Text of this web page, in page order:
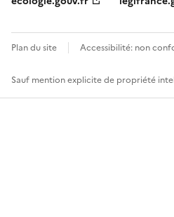
Plan du site Accessibilité: non
Sauf mention explicite de propriété